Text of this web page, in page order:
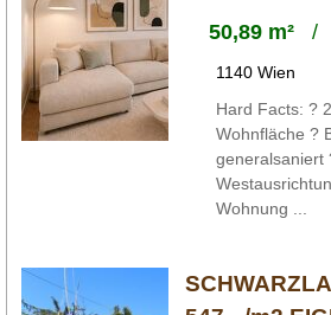
50,89 m²/
1140 Wien
Hard Facts: ?
Wohnfläche ?
generalsaniert
Wohnung ...